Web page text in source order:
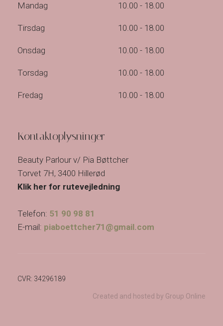
Mandag​
Tirsdag
Onsdag
Torsdag
Fredag
10.00 - 18.00
10.00 - 18.00
10.00 - 18.00
10.00 - 18.00
10.00 - 18.00
Kontaktoplysninger
Beauty Parlour v/ Pia Bøttcher
Torvet 7H, 3400 Hillerød
Klik her for rutevejledning
Telefon: 51 90 98 81
E-mail: piaboettcher71@gmail.com
CVR​: 34296189
Created and hosted by Group Online